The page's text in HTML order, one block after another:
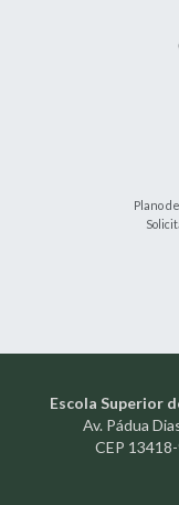
Plano
Escola Superior
Av. Pádua
CEP